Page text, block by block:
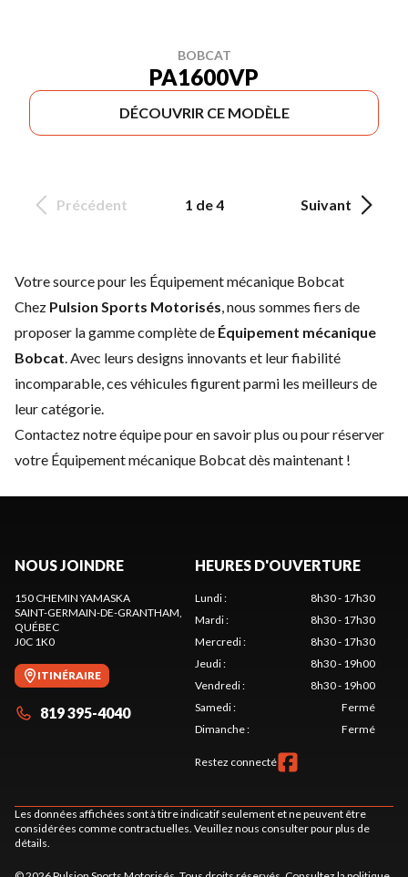
BOBCAT
PA1600VP
DÉCOUVRIR CE MODÈLE
Précédent 1 de 4 Suivant
Votre source pour les Équipement mécanique Bobcat
Chez Pulsion Sports Motorisés, nous sommes fiers de
proposer la gamme complète de Équipement mécanique
Bobcat. Avec leurs designs innovants et leur fiabilité
incomparable, ces véhicules figurent parmi les meilleurs de
leur catégorie.
Contactez notre équipepour en savoir plus ou pour réserver
votre Équipement mécanique Bobcat dès maintenant !
NOUS JOINDRE
150 CHEMIN YAMASKA
SAINT-GERMAIN-DE-GRANTHAM,
QUÉBEC
J0C 1K0
ITINÉRAIRE
819 395-4040
HEURES D'OUVERTURE
Lundi:
8h30 - 17h30
Mardi:
8h30 - 17h30
Mercredi:
8h30 - 17h30
Jeudi:
8h30 - 19h00
Vendredi:
8h30 - 19h00
Samedi:
Fermé
Dimanche: Fermé
Restez connecté
Les données affichées sont à titre indicatif seulement et ne peuvent être
considérées comme contractuelles. Veuillez nous consulter pour plus de
détails.